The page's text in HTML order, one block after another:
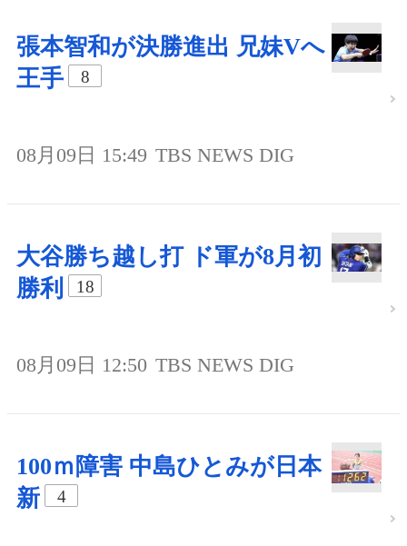
張本智和が決勝進出 兄妹Vへ
王手
8
08月09日 15:49 TBS NEWS DIG
大谷勝ち越し打 ド軍が8月初
勝利
18
08月09日 12:50 TBS NEWS DIG
100ｍ障害 中島ひとみが日本
新
4